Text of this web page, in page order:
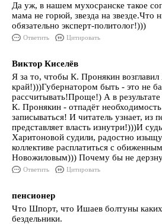
Да уж, в нашем мухосранске такое
мама не горюй, звезда на звезде.Что
обязательно эксперт-политолог!)))
Ответить Цитировать
Виктор Киселёв
Я за то, чтобы К. Пронякин
край!)))Губернатором быть - это не
рассчитывать!Проще!) А в
К. Пронякин - отпадёт
записываться! И читатель узнает, из
представляет власть изнутри!)))И
Харитоновой судили, радостно
коллективе расплатиться с
Новожиловым))) Почему бы не
Ответить Цитировать
пенсионер
Что Шпорт, что Ишаев болтуны каких
бездельники.